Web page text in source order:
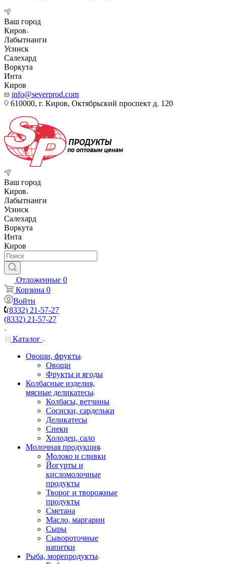
Ваш город
Киров
Лабытнанги
Усинск
Салехард
Воркута
Инта
Киров
info@severprod.com
610000, г. Киров, Октябрьский проспект д. 120
Ваш город
Киров
Лабытнанги
Усинск
Салехард
Воркута
Инта
Киров
Отложенные 0
Корзина 0
Войти
(8332) 21-57-27
(8332) 21-57-27
Каталог
Овощи, фрукты
Овощи
Фрукты и ягоды
Колбасные изделия,
мясные деликатесы
Колбасы, ветчины
Сосиски, сардельки
Деликатесы
Снеки
Холодец, сало
Молочная продукция
Молоко и сливки
Йогурты и
кисломолочные
продукты
Творог и творожные
продукты
Сметана
Масло, маргарин
Сыры
Сывороточные
напитки
Рыба, морепродукты